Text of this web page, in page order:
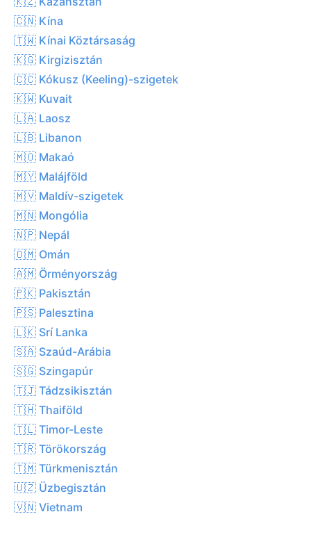
🇨🇳 Kína
🇹🇼 Kínai Köztársaság
🇰🇬 Kirgizisztán
🇨🇨 Kókusz (Keeling)-szigetek
🇰🇼 Kuvait
🇱🇦 Laosz
🇱🇧 Libanon
🇲🇴 Makaó
🇲🇾 Malájföld
🇲🇻 Maldív-szigetek
🇲🇳 Mongólia
🇳🇵 Nepál
🇴🇲 Omán
🇦🇲 Örményország
🇵🇰 Pakisztán
🇵🇸 Palesztina
🇱🇰 Srí Lanka
🇸🇦 Szaúd-Arábia
🇸🇬 Szingapúr
🇹🇯 Tádzsikisztán
🇹🇭 Thaiföld
🇹🇱 Timor-Leste
🇹🇷 Törökország
🇹🇲 Türkmenisztán
🇺🇿 Üzbegisztán
🇻🇳 Vietnam